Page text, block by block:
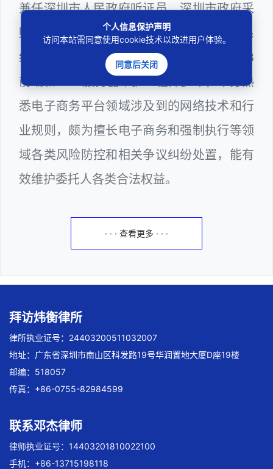
兼任深圳市人民政府听证员、深圳市政府采
购评审专家（法律类）、深圳市某区政府系
统公职律师、计算机信息网络安全员、WEB
前端和WEB服务器维护工程师多年，十分熟
悉电子商务平台领域涉及到的网络技术和行
业规则，颇为擅长电子商务和强制执行等领
域各类风险防控和相关争议纠纷处置，能有
效维护委托人各类合法权益。
· · · 查看更多 · · ·
拜访炜衡律所
律所执业证号：24403200511032007
地址：广东省深圳市南山区科发路19号华润置地大厦D座19楼
邮编：518057
传真：+86-0755-82984599
联系邓杰律师
律师执业证号：14403201810022100
手机：+86-13715198118
个人信息保护声明
访问本站需同意使用cookie技术以改进用户体验。
同意后关闭